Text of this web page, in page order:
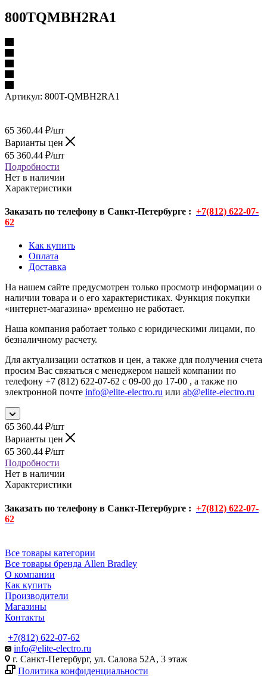
800TQMBH2RA1
Артикул: 800T-QMBH2RA1
65 360.44 ₽/шт
Варианты цен
65 360.44 ₽/шт
Подробности
Нет в наличии
Характеристики
Заказать по телефону в Санкт-Петербурге : +7(812) 622-07-
62
Как купить
Оплата
Доставка
На нашем сайте предусмотрен только просмотр информации о
наличии товара и о его характеристиках. Функция покупки
«интернет-магазина» временно не работает.
Наша компания работает только с юридическими лицами, по
безналичному расчету.
Для актуализации остатков и цен, а также для получения счета
просим Вас связаться с менеджером нашей компании по
телефону +7 (812) 622-07-62 с 09-00 до 17-00 , а также по
электронной почте info@elite-electro.ru или ab@elite-electro.ru
65 360.44 ₽/шт
Варианты цен
65 360.44 ₽/шт
Подробности
Нет в наличии
Характеристики
Заказать по телефону в Санкт-Петербурге : +7(812) 622-07-
62
Все товары категории
Все товары бренда Allen Bradley
О компании
Как купить
Производители
Магазины
Контакты
+7(812) 622-07-62
info@elite-electro.ru
г. Санкт-Петербург, ул. Салова 52А, 3 этаж
Политика конфиденциальности